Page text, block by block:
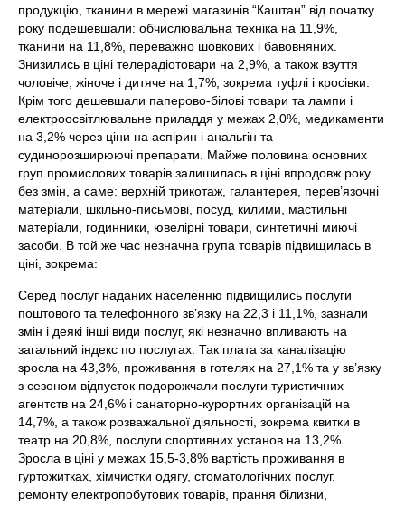
продукцію, тканини в мережі магазинів “Каштан” від початку
року подешевшали: обчислювальна техніка на 11,9%,
тканини на 11,8%, переважно шовкових і бавовняних.
Знизились в ціні телерадіотовари на 2,9%, а також взуття
чоловіче, жіноче і дитяче на 1,7%, зокрема туфлі і кросівки.
Крім того дешевшали паперово-білові товари та лампи і
електроосвітлювальне приладдя у межах 2,0%, медикаменти
на 3,2% через ціни на аспірин і анальгін та
судинорозширюючі препарати. Майже половина основних
груп промислових товарів залишилась в ціні впродовж року
без змін, а саме: верхній трикотаж, галантерея, перев’язочні
матеріали, шкільно-письмові, посуд, килими, мастильні
матеріали, годинники, ювелірні товари, синтетичні миючі
засоби. В той же час незначна група товарів підвищилась в
ціні, зокрема:
Серед послуг наданих населенню підвищились послуги
поштового та телефонного зв’язку на 22,3 і 11,1%, зазнали
змін і деякі інші види послуг, які незначно впливають на
загальний індекс по послугах. Так плата за каналізацію
зросла на 43,3%, проживання в готелях на 27,1% та у зв’язку
з сезоном відпусток подорожчали послуги туристичних
агентств на 24,6% і санаторно-курортних організацій на
14,7%, а також розважальної діяльності, зокрема квитки в
театр на 20,8%, послуги спортивних установ на 13,2%.
Зросла в ціні у межах 15,5-3,8% вартість проживання в
гуртожитках, хімчистки одягу, стоматологічних послуг,
ремонту електропобутових товарів, прання білизни,